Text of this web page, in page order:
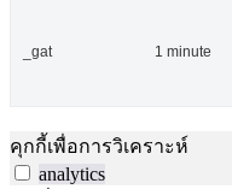
_gat 1 minute
คุกกี้เพื่อการวิเคราะห์
analytics